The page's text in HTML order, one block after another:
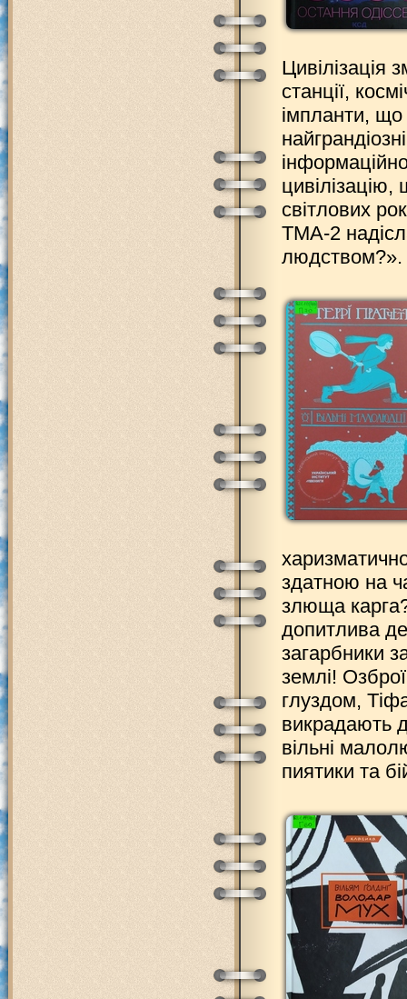
Цивілізація
станції,
імпланти, що
світлових
ТМА-2
людством?».
здатною на
злюща
допитлива
загарбники
землі!
глуздом,
викрадають
вільні
пиятики та